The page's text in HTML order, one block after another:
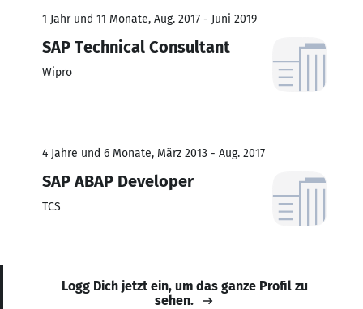
1 Jahr und 11 Monate, Aug. 2017 - Juni 2019
SAP Technical Consultant
Wipro
4 Jahre und 6 Monate, März 2013 - Aug. 2017
SAP ABAP Developer
TCS
Logg Dich jetzt ein, um das ganze Profil zu
sehen.